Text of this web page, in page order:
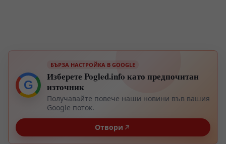
G
БЪРЗА НАСТРОЙКА В GOOGLE
Изберете Pogled.info като предпочитан
източник
Получавайте повече наши новини във вашия
Google поток.
Отвори